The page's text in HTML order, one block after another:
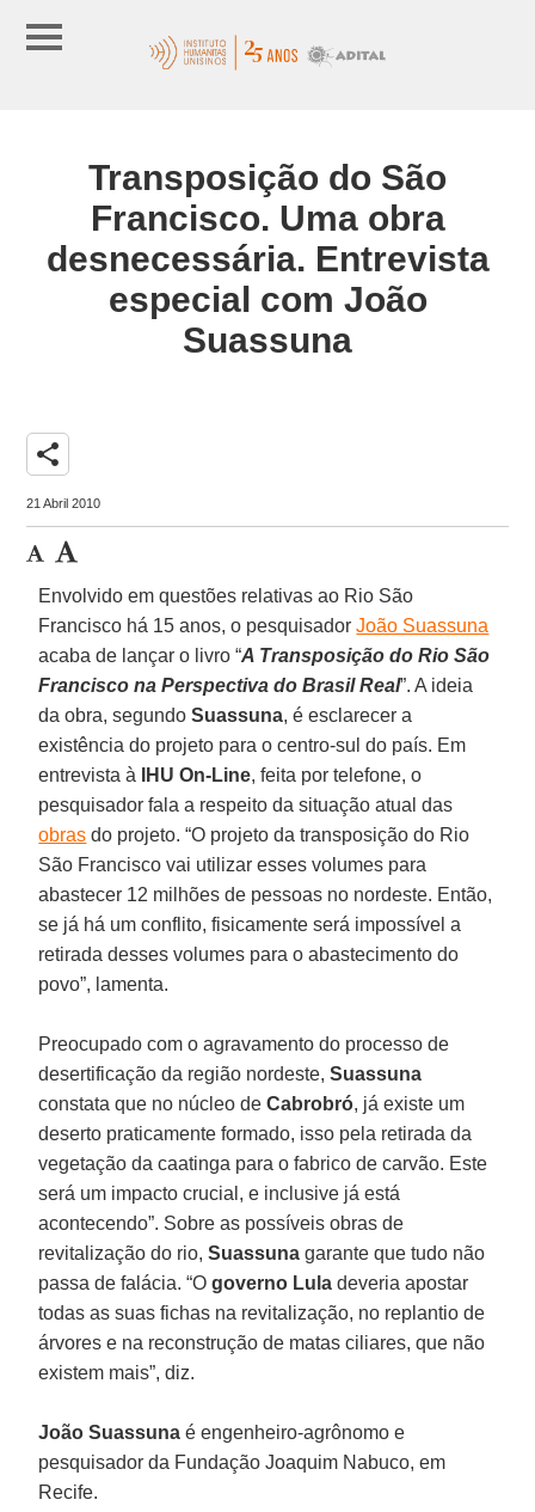
Transposição do São
Francisco. Uma obra
desnecessária. Entrevista
especial com João
Suassuna
share
21 Abril 2010
Envolvido em questões relativas ao Rio São
Francisco há 15 anos, o pesquisadorJoão Suassuna
acaba de lançar o livro “A Transposição do Rio São
Francisco na Perspectiva do Brasil Real”. A ideia
da obra, segundoSuassuna, é esclarecer a
existência do projeto para o centro-sul do país. Em
entrevista à
IHU On-Line, feita por telefone, o
pesquisador fala a respeito da situação atual das
obras do projeto. “O projeto da transposição do Rio
São Francisco vai utilizar esses volumes para
abastecer 12 milhões de pessoas no nordeste. Então,
se já há um conflito, fisicamente será impossível a
retirada desses volumes para o abastecimento do
povo”, lamenta.
Preocupado com o agravamento do processo de
desertificação da região nordeste,Suassuna
constata que no núcleo deCabrobró, já existe um
deserto praticamente formado, isso pela retirada da
vegetação da caatinga para o fabrico de carvão. Este
será um impacto crucial, e inclusive já está
acontecendo”. Sobre as possíveis obras de
revitalização do rio,Suassuna garante que tudo não
passa de falácia. “Ogoverno Lula deveria apostar
todas as suas fichas na revitalização, no replantio de
árvores e na reconstrução de matas ciliares, que não
existem mais”, diz.
João Suassunaé engenheiro-agrônomo e
pesquisador da Fundação Joaquim Nabuco, em
Recife.